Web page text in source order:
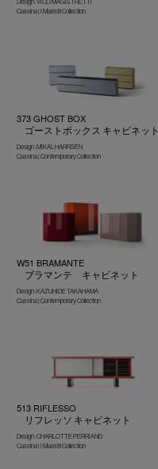
Design : VICO MAGISTRETTI
Cassina | I Maestri Collection
373 GHOST BOX
ゴーストボックス キャビネット
Design : MIKAL HARRSEN
Cassina | Contemporary Collection
W51 BRAMANTE
ブラマンテ キャビネット
Design : KAZUHIDE TAKAHAMA
Cassina | Contemporary Collection
513 RIFLESSO
リフレッソ キャビネット
Design : CHARLOTTE PERRIAND
Cassina | I Maestri Collection